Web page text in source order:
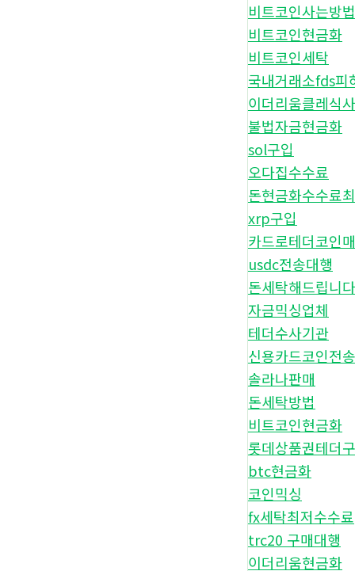
비트코인사는방법
비트코인현금화
비트코인세탁
국내거래소fds피
이더리움클레식
불법자금현금화
sol구입
오다집수수료
돈현금화수수료
xrp구입
카드로테더코인
usdc전송대행
돈세탁해드립니다
자금믹싱업체
테더수사기관
신용카드코인전송
솔라나판매
돈세탁방법
비트코인현금화
롯데상품권테더
btc현금화
코인믹싱
fx세탁최저수수료
trc20 구매대행
이더리움현금화